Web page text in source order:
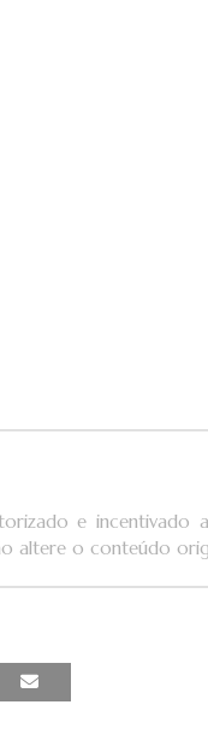
e incentivado
altere o conteúdo